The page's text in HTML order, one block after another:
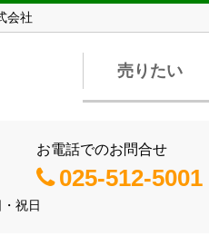
会社
売りたい
お電話でのお問合せ
025-512-5001
祝日